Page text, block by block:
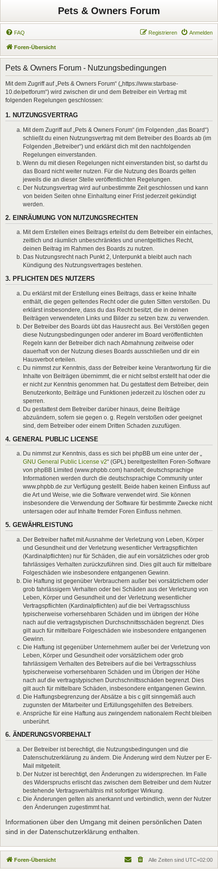
Pets & Owners Forum
FAQ Anmelden
Registrieren
Foren-Übersicht
Pets & Owners Forum - Nutzungsbedingungen
Mit dem Zugriff auf „Pets & Owners Forum“ („https://www.starbase-
10.de/petforum“) wird zwischen dir und dem Betreiber ein Vertrag mit
folgenden Regelungen geschlossen:
1. NUTZUNGSVERTRAG
Mit dem Zugriff auf „Pets & Owners Forum“ (im Folgenden „das Board“)
schließt du einen Nutzungsvertrag mit dem Betreiber des Boards ab (im
Folgenden „Betreiber“) und erklärst dich mit den nachfolgenden
Regelungen einverstanden.
Wenn du mit diesen Regelungen nicht einverstanden bist, so darfst du
das Board nicht weiter nutzen. Für die Nutzung des Boards gelten
jeweils die an dieser Stelle veröffentlichten Regelungen.
Der Nutzungsvertrag wird auf unbestimmte Zeit geschlossen und kann
von beiden Seiten ohne Einhaltung einer Frist jederzeit gekündigt
werden.
2. EINRÄUMUNG VON NUTZUNGSRECHTEN
Mit dem Erstellen eines Beitrags erteilst du dem Betreiber ein einfaches,
zeitlich und räumlich unbeschränktes und unentgeltliches Recht,
deinen Beitrag im Rahmen des Boards zu nutzen.
Das Nutzungsrecht nach Punkt 2, Unterpunkt a bleibt auch nach
Kündigung des Nutzungsvertrages bestehen.
3. PFLICHTEN DES NUTZERS
Du erklärst mit der Erstellung eines Beitrags, dass er keine Inhalte
enthält, die gegen geltendes Recht oder die guten Sitten verstoßen. Du
erklärst insbesondere, dass du das Recht besitzt, die in deinen
Beiträgen verwendeten Links und Bilder zu setzen bzw. zu verwenden.
Der Betreiber des Boards übt das Hausrecht aus. Bei Verstößen gegen
diese Nutzungsbedingungen oder anderer im Board veröffentlichten
Regeln kann der Betreiber dich nach Abmahnung zeitweise oder
dauerhaft von der Nutzung dieses Boards ausschließen und dir ein
Hausverbot erteilen.
Du nimmst zur Kenntnis, dass der Betreiber keine Verantwortung für die
Inhalte von Beiträgen übernimmt, die er nicht selbst erstellt hat oder die
er nicht zur Kenntnis genommen hat. Du gestattest dem Betreiber, dein
Benutzerkonto, Beiträge und Funktionen jederzeit zu löschen oder zu
sperren.
Du gestattest dem Betreiber darüber hinaus, deine Beiträge
abzuändern, sofern sie gegen o. g. Regeln verstoßen oder geeignet
sind, dem Betreiber oder einem Dritten Schaden zuzufügen.
4. GENERAL PUBLIC LICENSE
Du nimmst zur Kenntnis, dass es sich bei phpBB um eine unter der „
GNU General Public License v2“ (GPL) bereitgestellten Foren-Software
von phpBB Limited (www.phpbb.com) handelt; deutschsprachige
Informationen werden durch die deutschsprachige Community unter
www.phpbb.de zur Verfügung gestellt. Beide haben keinen Einfluss auf
die Art und Weise, wie die Software verwendet wird. Sie können
insbesondere die Verwendung der Software für bestimmte Zwecke nicht
untersagen oder auf Inhalte fremder Foren Einfluss nehmen.
5. GEWÄHRLEISTUNG
Der Betreiber haftet mit Ausnahme der Verletzung von Leben, Körper
und Gesundheit und der Verletzung wesentlicher Vertragspflichten
(Kardinalpflichten) nur für Schäden, die auf ein vorsätzliches oder grob
fahrlässiges Verhalten zurückzuführen sind. Dies gilt auch für mittelbare
Folgeschäden wie insbesondere entgangenen Gewinn.
Die Haftung ist gegenüber Verbrauchern außer bei vorsätzlichem oder
grob fahrlässigem Verhalten oder bei Schäden aus der Verletzung von
Leben, Körper und Gesundheit und der Verletzung wesentlicher
Vertragspflichten (Kardinalpflichten) auf die bei Vertragsschluss
typischerweise vorhersehbaren Schäden und im übrigen der Höhe
nach auf die vertragstypischen Durchschnittsschäden begrenzt. Dies
gilt auch für mittelbare Folgeschäden wie insbesondere entgangenen
Gewinn.
Die Haftung ist gegenüber Unternehmern außer bei der Verletzung von
Leben, Körper und Gesundheit oder vorsätzlichem oder grob
fahrlässigem Verhalten des Betreibers auf die bei Vertragsschluss
typischerweise vorhersehbaren Schäden und im Übrigen der Höhe
nach auf die vertragstypischen Durchschnittsschäden begrenzt. Dies
gilt auch für mittelbare Schäden, insbesondere entgangenen Gewinn.
Die Haftungsbegrenzung der Absätze a bis c gilt sinngemäß auch
zugunsten der Mitarbeiter und Erfüllungsgehilfen des Betreibers.
Ansprüche für eine Haftung aus zwingendem nationalem Recht bleiben
unberührt.
6. ÄNDERUNGSVORBEHALT
Der Betreiber ist berechtigt, die Nutzungsbedingungen und die
Datenschutzerklärung zu ändern. Die Änderung wird dem Nutzer per E-
Mail mitgeteilt.
Der Nutzer ist berechtigt, den Änderungen zu widersprechen. Im Falle
des Widerspruchs erlischt das zwischen dem Betreiber und dem Nutzer
bestehende Vertragsverhältnis mit sofortiger Wirkung.
Die Änderungen gelten als anerkannt und verbindlich, wenn der Nutzer
den Änderungen zugestimmt hat.
Informationen über den Umgang mit deinen persönlichen Daten
sind in der Datenschutzerklärung enthalten.
Foren-Übersicht Alle Zeiten sind UTC+02:00